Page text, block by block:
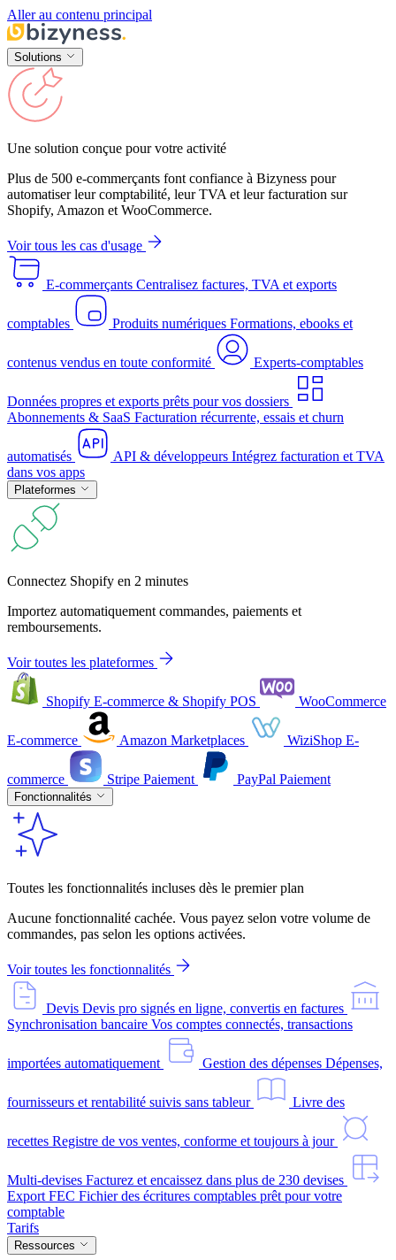
Aller au contenu principal
Solutions
Une solution conçue pour votre activité
Plus de 500 e-commerçants font confiance à Bizyness pour
automatiser leur comptabilité, leur TVA et leur facturation sur
Shopify, Amazon et WooCommerce.
Voir tous les cas d'usage
E-commerçants Centralisez factures, TVA et exports
comptables Produits numériques Formations, ebooks et
contenus vendus en toute conformité Experts-comptables
Données propres et exports prêts pour vos dossiers
Abonnements & SaaS Facturation récurrente, essais et churn
automatisés API & développeurs Intégrez facturation et TVA
dans vos apps
Plateformes
Connectez Shopify en 2 minutes
Importez automatiquement commandes, paiements et
remboursements.
Voir toutes les plateformes
Shopify E-commerce & Shopify POS WooCommerce
E-commerce Amazon Marketplaces WiziShop E-
commerce Stripe Paiement PayPal Paiement
Fonctionnalités
Toutes les fonctionnalités incluses dès le premier plan
Aucune fonctionnalité cachée. Vous payez selon votre volume de
commandes, pas selon les options activées.
Voir toutes les fonctionnalités
Devis Devis pro signés en ligne, convertis en factures
Synchronisation bancaire Vos comptes connectés, transactions
importées automatiquement Gestion des dépenses Dépenses,
fournisseurs et rentabilité suivis sans tableur Livre des
recettes Registre de vos ventes, conforme et toujours à jour
Multi-devises Facturez et encaissez dans plus de 230 devises
Export FEC Fichier des écritures comptables prêt pour votre
comptable
Tarifs
Ressources